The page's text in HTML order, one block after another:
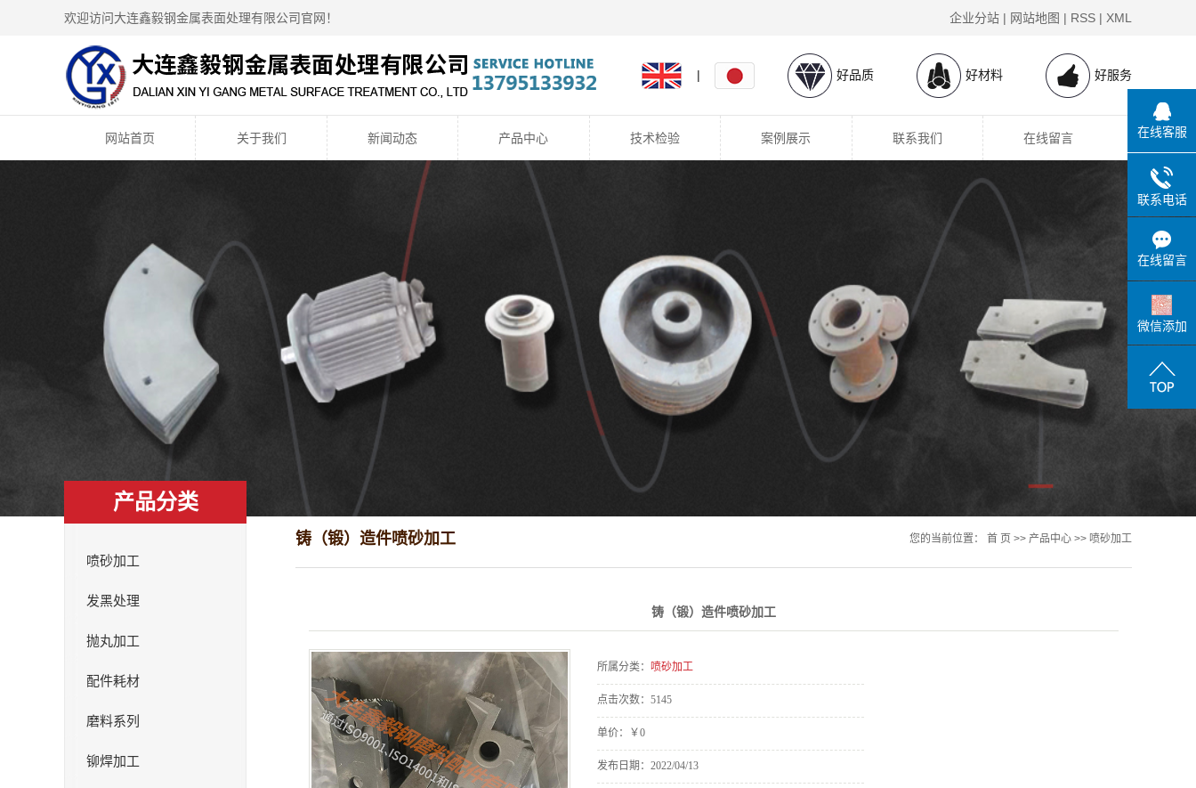
欢迎访问大连鑫毅钢金属表面处理有限公司官网！ 企业分站 | 网站地图 | RSS | XML
| 好品质 好材料 好服务
网站首页 关于我们 新闻动态 产品中心 技术检验 案例展示 联系我们 在线留言
产品分类
喷砂加工
发黑处理
抛丸加工
配件耗材
磨料系列
铆焊加工
铸（锻）造件喷砂加工 您的当前位置： 首 页 >> 产品中心 >> 喷砂加工
铸（锻）造件喷砂加工
所属分类： 喷砂加工
点击次数： 5145
单价： ￥0
发布日期： 2022/04/13
在线客服
联系电话
在线留言
微信添加